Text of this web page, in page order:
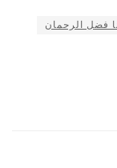
فضل الرحمان